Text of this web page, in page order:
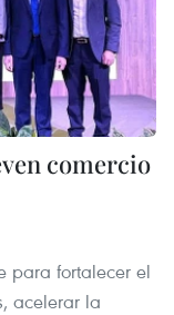
comercio
para fortalecer el
acelerar la